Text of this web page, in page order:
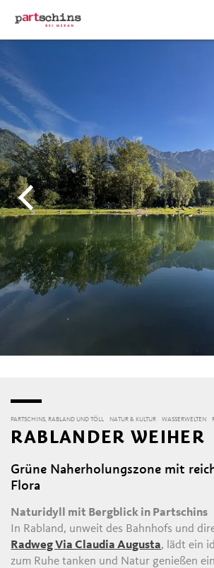
PARTSCHINS, RABLAND UND TÖLL NATUR & KULTUR WASSERWELTEN
RABLANDER WEIHER
Grüne Naherholungszone mit
Flora
Naturidyll mit Bergblick in Partschins
In Rabland, unweit des Bahnhofs und
Radweg Via Claudia Augusta, lädt ein
zum Ruhe tanken und Natur genießen